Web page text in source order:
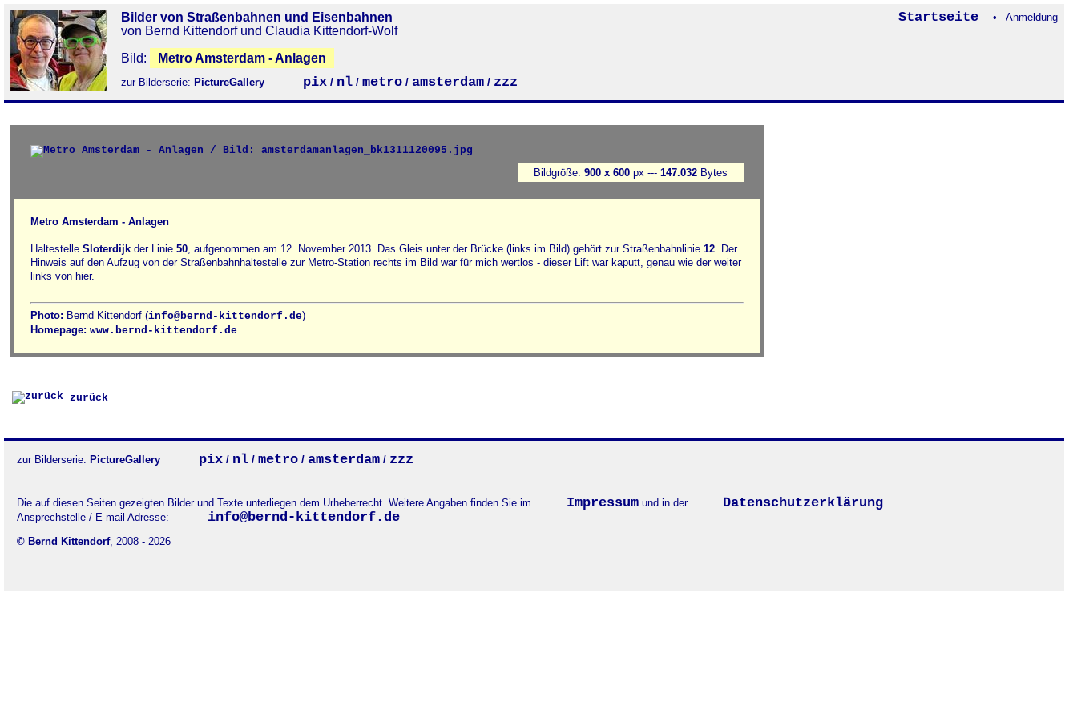
Bilder von Straßenbahnen und Eisenbahnen
von Bernd Kittendorf und Claudia Kittendorf-Wolf
Bild:
Metro Amsterdam - Anlagen
Startseite • Anmeldung
zur Bilderserie: PictureGallery pix / nl / metro / amsterdam / zzz
Bildgröße: 900 x 600 px --- 147.032 Bytes
Metro Amsterdam - Anlagen
Haltestelle Sloterdijk der Linie 50, aufgenommen am 12. November 2013. Das Gleis unter der Brücke (links im Bild) gehört zur Straßenbahnlinie 12. Der
Hinweis auf den Aufzug von der Straßenbahnhaltestelle zur Metro-Station rechts im Bild war für mich wertlos - dieser Lift war kaputt, genau wie der weiter
links von hier.
Photo: Bernd Kittendorf (info@bernd-kittendorf.de)
Homepage: www.bernd-kittendorf.de
zurück
zur Bilderserie: PictureGallery pix / nl / metro / amsterdam / zzz
Die auf diesen Seiten gezeigten Bilder und Texte unterliegen dem Urheberrecht. Weitere Angaben finden Sie im Impressum und in der Datenschutzerklärung.
Ansprechstelle / E-mail Adresse:
info@bernd-kittendorf.de
© Bernd Kittendorf, 2008 - 2026